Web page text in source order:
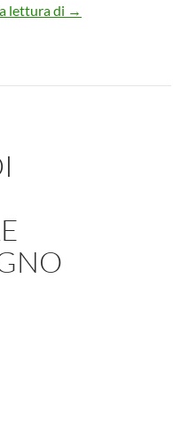
lettura di “SIAMO
→